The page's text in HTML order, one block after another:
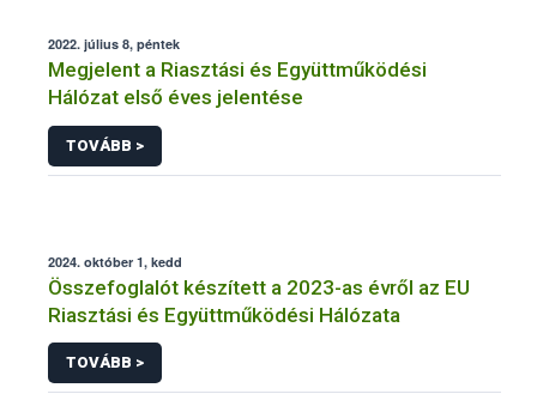
2022. július 8, péntek
Megjelent a Riasztási és Együttműködési
Hálózat első éves jelentése
TOVÁBB >
2024. október 1, kedd
Összefoglalót készített a 2023-as évről az EU
Riasztási és Együttműködési Hálózata
TOVÁBB >